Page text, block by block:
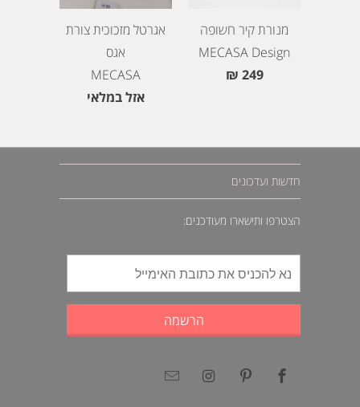
אגרטל מזכוכית צורת
אגס
MECASA
אזל במלאי
מנורת קיר חשופה
MECASA Design
249 ₪
חדשות ועדכונים
הצטרפו ותישארו מעודכנים: